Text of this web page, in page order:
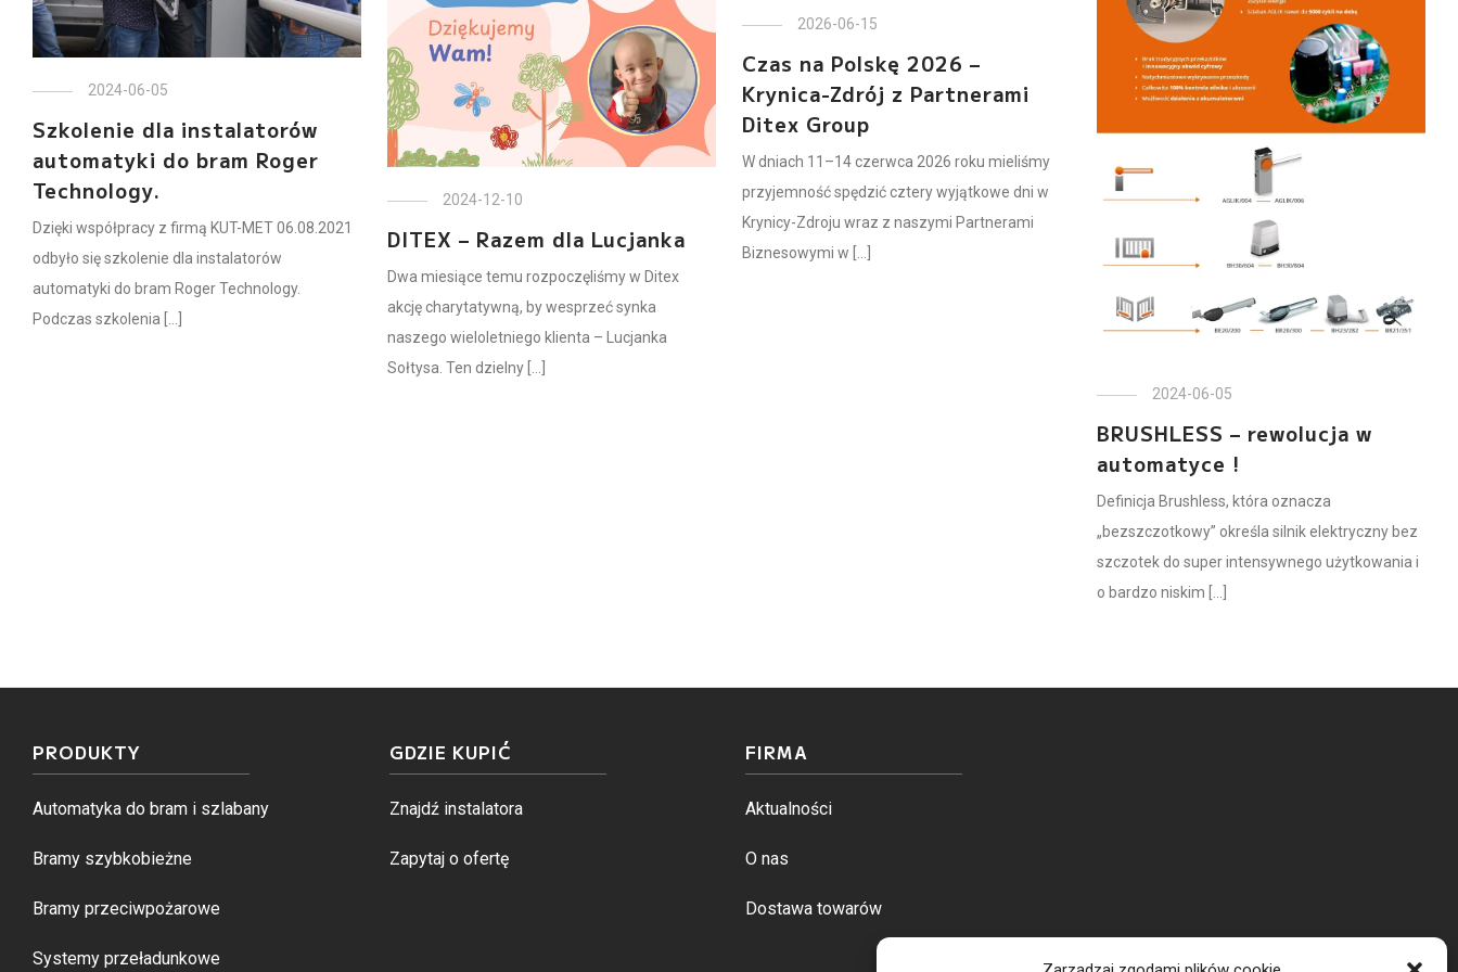
2024-06-05
Szkolenie dla instalatorów
automatyki do bram Roger
Technology.
Dzięki współpracy z firmą KUT-MET 06.08.2021
odbyło się szkolenie dla instalatorów
automatyki do bram Roger Technology.
Podczas szkolenia [...]
2024-12-10
DITEX – Razem dla Lucjanka
Dwa miesiące temu rozpoczęliśmy w Ditex
akcję charytatywną, by wesprzeć synka
naszego wieloletniego klienta – Lucjanka
Sołtysa. Ten dzielny [...]
2026-06-15
Czas na Polskę 2026 –
Krynica-Zdrój z Partnerami
Ditex Group
W dniach 11–14 czerwca 2026 roku mieliśmy
przyjemność spędzić cztery wyjątkowe dni w
Krynicy-Zdroju wraz z naszymi Partnerami
Biznesowymi w [...]
2024-06-05
BRUSHLESS – rewolucja w
automatyce !
Definicja Brushless, która oznacza
„bezszczotkowy” określa silnik elektryczny bez
szczotek do super intensywnego użytkowania i
o bardzo niskim [...]
PRODUKTY
Automatyka do bram i szlabany
Bramy szybkobieżne
Bramy przeciwpożarowe
Systemy przeładunkowe
GDZIE KUPIĆ
Znajdź instalatora
Zapytaj o ofertę
FIRMA
Aktualności
O nas
Dostawa towarów